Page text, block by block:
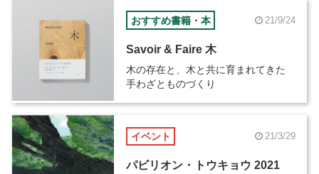
おすすめ書籍・本 21/9/24
Savoir & Faire 木
木の存在と、木と共に育まれてきた
手わざとものづくり
イベント 21/3/29
パビリオン・トウキョウ 2021